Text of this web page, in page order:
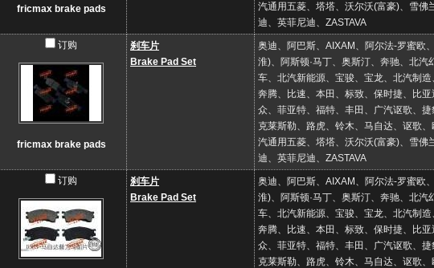
fricmax brake pads
汽通用五菱、塔塔、沃尔沃(富豪)、雪佛
迪、英菲尼迪、ZASTAVA
订购
fricmax brake pads
刹车片
Brake Pad Set
奥迪、阿巴斯、AIXAM、阿尔法-罗蜜欧
淮)、阿斯顿·马丁、奥斯汀、奔驰、北汽
车、北汽新能源、宝骏、宝龙、北汽制造
奔腾、比速、本田、标致、保时捷、比
众、菲亚特、福特、丰田、广汽讴歌、捷
克莱斯勒、路虎、铃木、马自达、讴歌
汽通用五菱、塔塔、沃尔沃(富豪)、雪佛
迪、英菲尼迪、ZASTAVA
订购
刹车片
Brake Pad Set
奥迪、阿巴斯、AIXAM、阿尔法-罗蜜欧
淮)、阿斯顿·马丁、奥斯汀、奔驰、北汽
车、北汽新能源、宝骏、宝龙、北汽制造
奔腾、比速、本田、标致、保时捷、比
众、菲亚特、福特、丰田、广汽讴歌、捷
克莱斯勒、路虎、铃木、马自达、讴歌